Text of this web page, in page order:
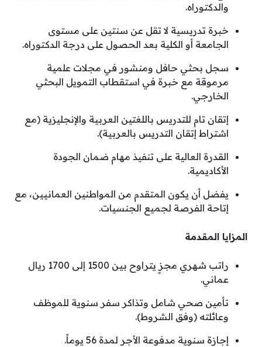
والدكتوراه.
خبرة تدريسية لا تقل عن سنتين على مستوى
الجامعة أو الكلية بعد الحصول على درجة الدكتوراه.
سجل بحثي حافل ومنشور في مجلات علمية
مرموقة مع خبرة في استقطاب التمويل البحثي
الخارجي.
إتقان تام للتدريس باللغتين العربية والإنجليزية (مع
اشتراط إتقان التدريس بالعربية).
القدرة العالية على تنفيذ مهام ضمان الجودة
الأكاديمية.
يفضل أن يكون المتقدم من المواطنين العمانيين، مع
إتاحة الفرصة لجميع الجنسيات.
المزايا المقدمة
راتب شهري مجزٍ يتراوح بين 1500 إلى 1700 ريال
عماني.
تأمين صحي شامل وتذاكر سفر سنوية للموظف
وعائلته (وفق الشروط).
إجازة سنوية مدفوعة الأجر لمدة 56 يوماً.